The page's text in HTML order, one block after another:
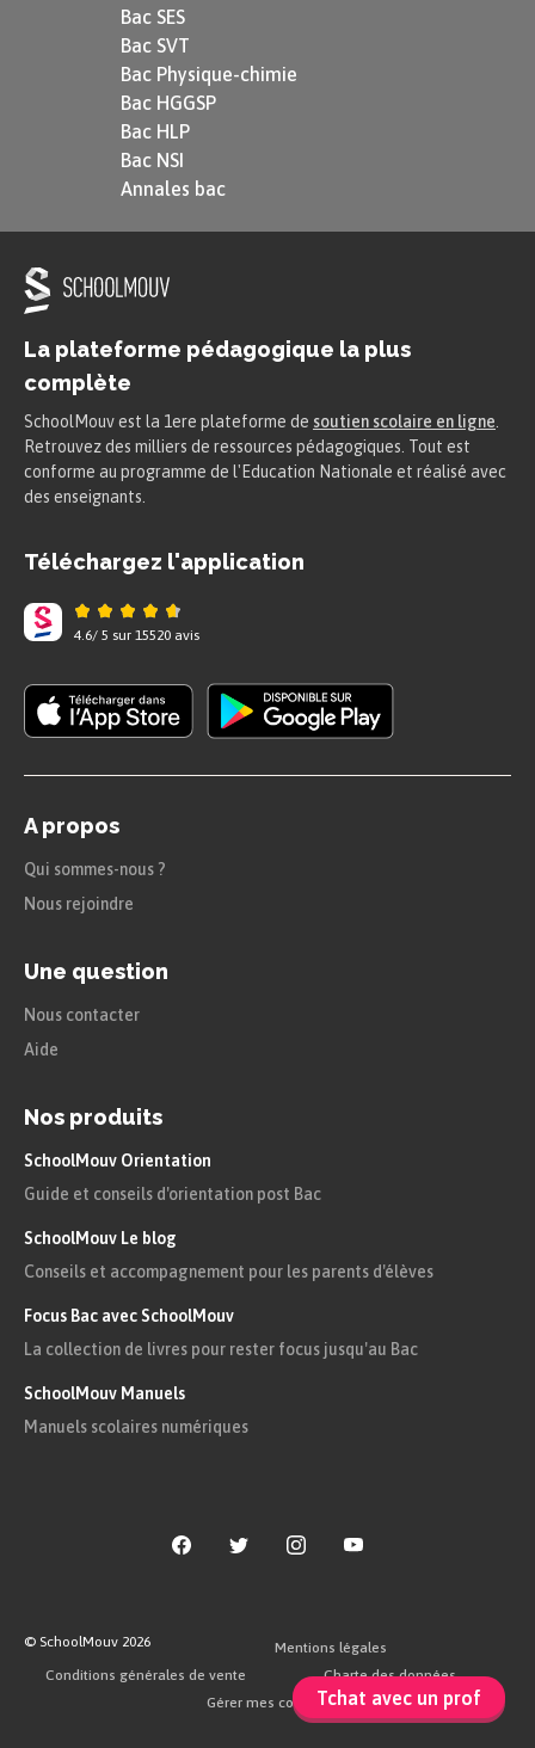
Tchat avec un prof
une et une seule valeur de
$nomIngredient$. Cependant, dans
l'ensemble de ces deux attributs, à
$idIngredient$ correspond également
une seule valeur de $nomIngredient$.
$(idIngredient, idRecette) \rightarrow
$(idIngredient, idRecette)$ correspond
une unique valeur de quantité. En
revanche, à une valeur de $idIngredient$
ne correspond pas une et une seule
valeur de $quantite$ car la valeur de
$idIngredient$ intervient. De la même
correspond pas une et une seule valeur
de $quantite$ car la valeur de $quantite$
dépend de l'ingrédient qui intervient
La DF est donc ici
Dépendance fonctionnelle directe
Soient $A$ et $B$ deux ensembles
d'attributs tels que $A \rightarrow B$.
directe s'il n'existe pas un attribut $C$
En restant dans le contexte du club de cuisine :
correspond qu'une et une seule valeur de
$idRecette \rightarrow idAdherent$ puis
$idAdherent \rightarrow nomAdherent$.
Bac SES
Bac SVT
Bac Physique-chimie
Bac HGGSP
Bac HLP
Bac NSI
Annales bac
La plateforme pédagogique la plus
complète
SchoolMouv est la 1ere plateforme de soutien scolaire en ligne
Retrouvez des milliers de ressources pédagogiques. Tout est
conforme au programme de l'Education Nationale et réalisé avec
des enseignants.
Téléchargez l'application
4.6/ 5 sur 15520 avis
A propos
Qui sommes-nous ?
Nous rejoindre
Une question
Nous contacter
Aide
Nos produits
SchoolMouv Orientation
Guide et conseils d'orientation post Bac
SchoolMouv Le blog
Conseils et accompagnement pour les parents d'élèves
Focus Bac avec SchoolMouv
La collection de livres pour rester focus jusqu'au Bac
SchoolMouv Manuels
Manuels scolaires numériques
© SchoolMouv 2026
Mentions légales
Conditions générales de vente
Charte des données
Gérer mes cookies